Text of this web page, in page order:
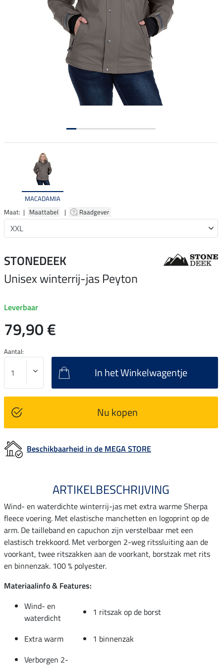
MACADAMIA
Maat: | Maattabel | Raadgever
STONEDEEK
Unisex winterrij-jas Peyton
Leverbaar
79,90 €
Aantal:
In het Winkelwagentje
Nu kopen
Beschikbaarheid in de MEGA STORE
ARTIKELBESCHRIJVING
Wind- en waterdichte winterrij-jas met extra warme Sherpa
fleece voering. Met elastische manchetten en logoprint op de
arm. De tailleband en capuchon zijn verstelbaar met een
elastisch trekkoord. Met verborgen 2-weg ritssluiting aan de
voorkant, twee ritszakken aan de voorkant, borstzak met rits
en binnenzak. 100 % polyester.
Materiaalinfo & Features:
Wind- en
waterdicht
1 ritszak op de borst
Extra warm
1 binnenzak
Verborgen 2-